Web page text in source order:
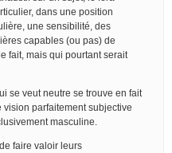
dans une position
une sensibilité, des
capables (ou pas) de
fait, mais qui pourtant serait
se veut neutre se trouve en fait
parfaitement subjective
masculine.
faire valoir leurs